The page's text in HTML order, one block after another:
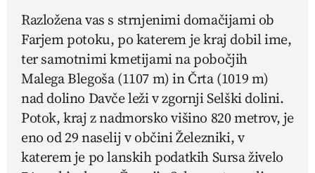
Razložena vas s strnjenimi domačijami ob
Farjem potoku, po katerem je kraj dobil ime,
ter samotnimi kmetijami na pobočjih
Malega Blegoša (1107 m) in Črta (1019 m)
nad dolino Davče leži v zgornji Selški dolini.
Potok, kraj z nadmorsko višino 820 metrov, je
eno od 29 naselij v občini Železniki, v
katerem je po lanskih podatkih Sursa živelo